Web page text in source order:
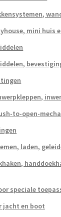
mini huis
to-open-
laden,
speciale
jacht en boot